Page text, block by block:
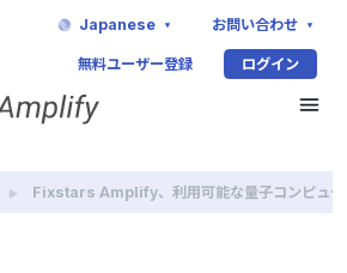
Japanese お問い合わせ
無料ユーザー登録 ログイン
Fixstars Amplify、利用可能な量子コンピュー